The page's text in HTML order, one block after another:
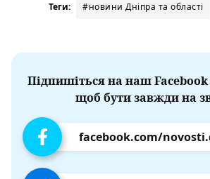
Теги: #новини Дніпра та області
Підпишіться на наш
щоб бути завжди на